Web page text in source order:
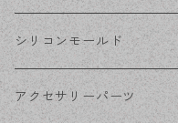
ステンレス・ゴールド
ノンホールピアス
ステンレスイヤリング
ステンレスチェーン
シリコンモールド
アクセサリーパーツ